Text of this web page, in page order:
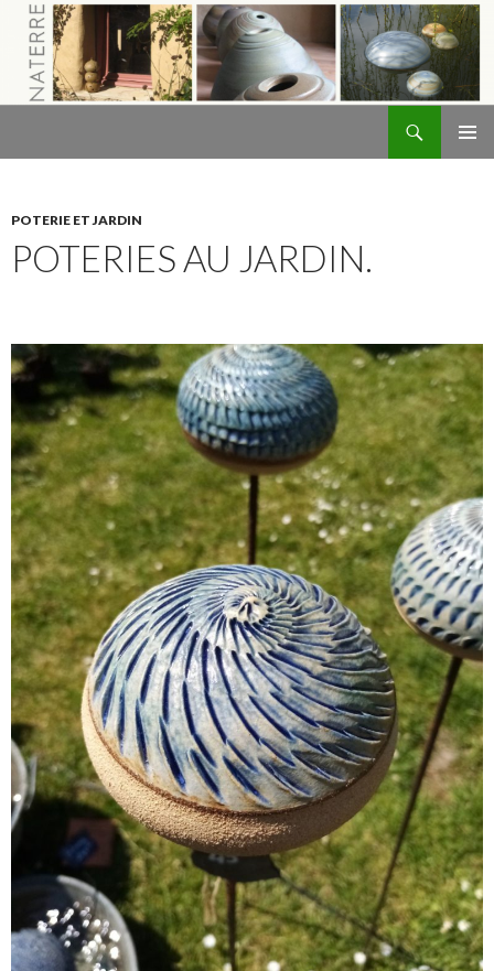
POTERIE ET JARDIN
POTERIES AU JARDIN.